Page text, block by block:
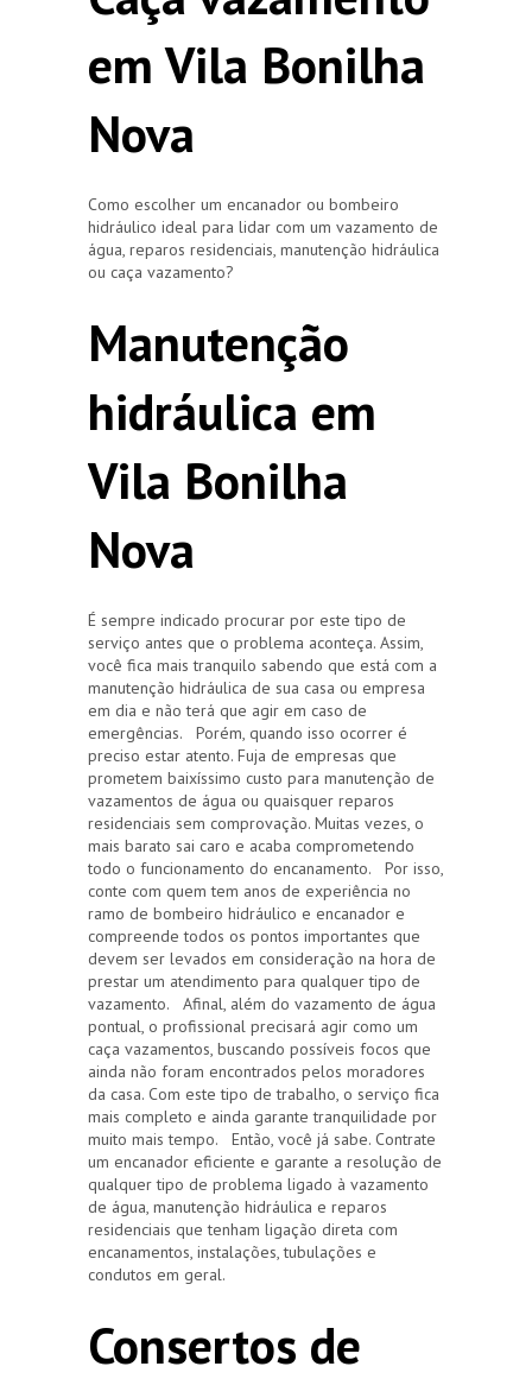
em Vila Bonilha
Nova
Como escolher um encanador ou bombeiro
hidráulico ideal para lidar com um vazamento de
água, reparos residenciais, manutenção hidráulica
ou caça vazamento?
Manutenção
hidráulica em
Vila Bonilha
Nova
É sempre indicado procurar por este tipo de
serviço antes que o problema aconteça. Assim,
você fica mais tranquilo sabendo que está com a
manutenção hidráulica de sua casa ou empresa
em dia e não terá que agir em caso de
emergências. Porém, quando isso ocorrer é
preciso estar atento. Fuja de empresas que
prometem baixíssimo custo para manutenção de
vazamentos de água ou quaisquer reparos
residenciais sem comprovação. Muitas vezes, o
mais barato sai caro e acaba comprometendo
todo o funcionamento do encanamento. Por isso,
conte com quem tem anos de experiência no
ramo de bombeiro hidráulico e encanador e
compreende todos os pontos importantes que
devem ser levados em consideração na hora de
prestar um atendimento para qualquer tipo de
vazamento. Afinal, além do vazamento de água
pontual, o profissional precisará agir como um
caça vazamentos, buscando possíveis focos que
ainda não foram encontrados pelos moradores
da casa. Com este tipo de trabalho, o serviço fica
mais completo e ainda garante tranquilidade por
muito mais tempo. Então, você já sabe. Contrate
um encanador eficiente e garante a resolução de
qualquer tipo de problema ligado à vazamento
de água, manutenção hidráulica e reparos
residenciais que tenham ligação direta com
encanamentos, instalações, tubulações e
condutos em geral.
Consertos de